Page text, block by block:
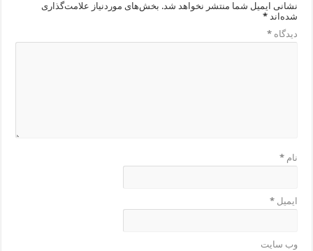
نشانی ایمیل شما منتشر نخواهد شد. بخش‌های موردنیاز علامت‌گذاری
شده‌اند*
دیدگاه*
نام*
ایمیل*
وب‌ سایت